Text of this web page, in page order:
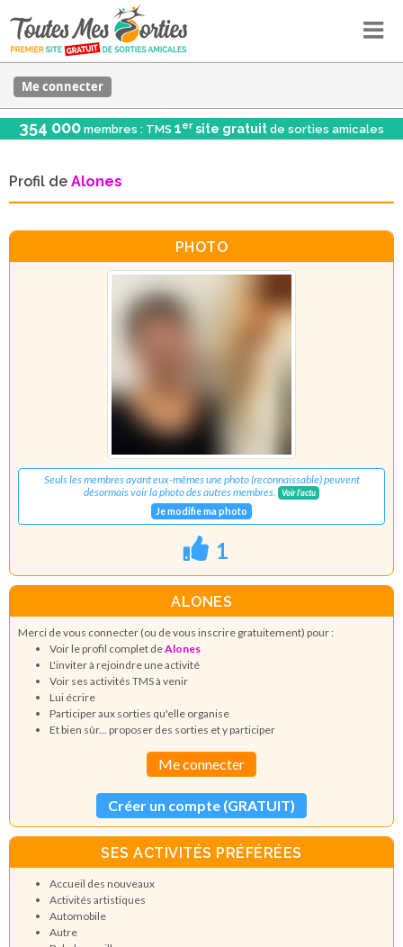
Me connecter
354 000 membres : TMS 1er site gratuit de sorties amicales
Profil de Alones
PHOTO
Seuls les membres ayant eux-mêmes une photo (reconnaissable) peuvent
désormais voir la photo des autres membres.
Voir l'actu
Je modifie ma photo
1
ALONES
Merci de vous connecter (ou de vous inscrire gratuitement) pour :
Voir le profil complet deAlones
L'inviter à rejoindre une activité
Voir ses activités TMS à venir
Lui écrire
Participer aux sorties qu'elle organise
Et bien sûr... proposer des sorties et y participer
Me connecter
Créer un compte (GRATUIT)
SES ACTIVITÉS PRÉFÉRÉES
Accueil des nouveaux
Activités artistiques
Automobile
Autre